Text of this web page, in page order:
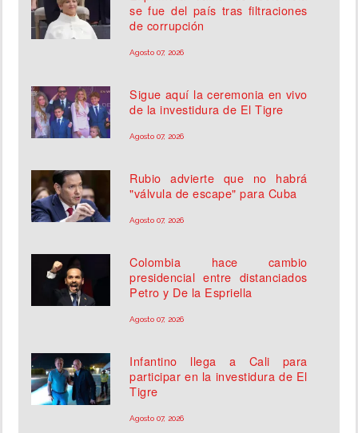
se fue del país tras filtraciones
de corrupción
Agosto 07, 2026
Sigue aquí la ceremonia en vivo
de la investidura de El Tigre
Agosto 07, 2026
Rubio advierte que no habrá
"válvula de escape" para Cuba
Agosto 07, 2026
Colombia hace cambio
presidencial entre distanciados
Petro y De la Espriella
Agosto 07, 2026
Infantino llega a Cali para
participar en la investidura de El
Tigre
Agosto 07, 2026